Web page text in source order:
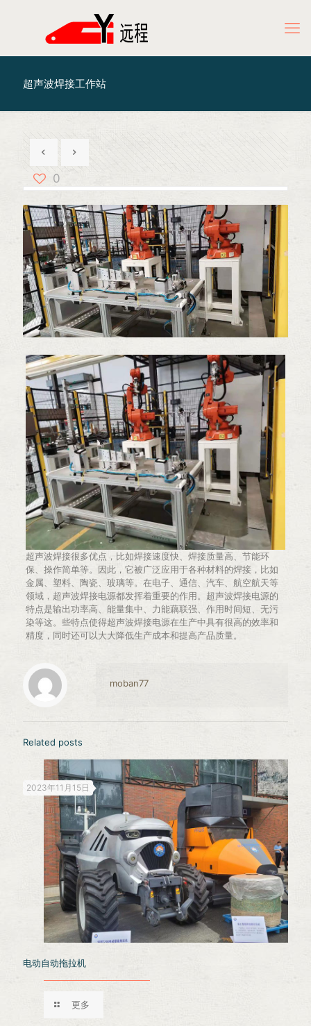
超声波焊接工作站
0
超声波焊接很多优点，比如焊接速度快、焊接质量高、节能环
保、操作简单等。因此，它被广泛应用于各种材料的焊接，比如
金属、塑料、陶瓷、玻璃等。在电子、通信、汽车、航空航天等
领域，超声波焊接电源都发挥着重要的作用。超声波焊接电源的
特点是输出功率高、能量集中、力能藕联强、作用时间短、无污
染等这。些特点使得超声波焊接电源在生产中具有很高的效率和
精度，同时还可以大大降低生产成本和提高产品质量。
moban77
Related posts
2023年11月15日
电动自动拖拉机
更多